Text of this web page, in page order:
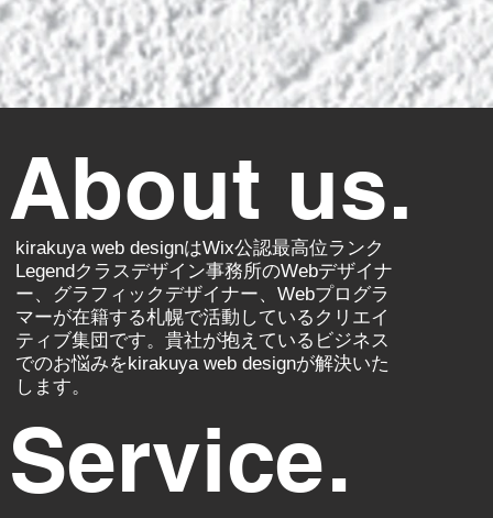
About us.
kirakuya web designはWix公認最高位ランク
Legendクラスデザイン事務所のWebデザイナ
ー、グラフィックデザイナー、Webプログラ
マーが在籍する札幌で活動しているクリエイ
ティブ集団です。貴社が抱えているビジネス
でのお悩みをkirakuya web designが解決いた
します。
Service.